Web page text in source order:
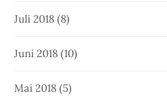
Juli 2018 (8)
Juni 2018 (10)
Mai 2018 (5)